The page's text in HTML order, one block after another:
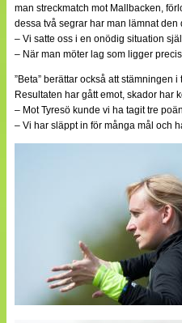
man streckmatch mot Mallbacken,
dessa två segrar har man lämnat
– Vi satte oss i en onödig situation
– När man möter lag som ligger
”Beta” berättar också att
Resultaten har gått emot, skador har
– Mot Tyresö kunde vi ha tagit tre
– Vi har släppt in för många mål och